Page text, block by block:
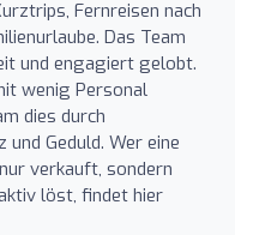
Fernreisen nach
Das Team
und engagiert gelobt.
wenig Personal
dies durch
Geduld. Wer eine
verkauft, sondern
löst, findet hier